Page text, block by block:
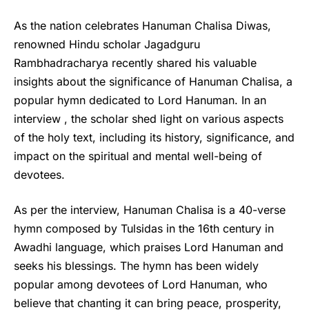
As the nation celebrates Hanuman Chalisa Diwas,
renowned Hindu scholar Jagadguru
Rambhadracharya recently shared his valuable
insights about the significance of Hanuman Chalisa, a
popular hymn dedicated to Lord Hanuman. In an
interview , the scholar shed light on various aspects
of the holy text, including its history, significance, and
impact on the spiritual and mental well-being of
devotees.
As per the interview, Hanuman Chalisa is a 40-verse
hymn composed by Tulsidas in the 16th century in
Awadhi language, which praises Lord Hanuman and
seeks his blessings. The hymn has been widely
popular among devotees of Lord Hanuman, who
believe that chanting it can bring peace, prosperity,